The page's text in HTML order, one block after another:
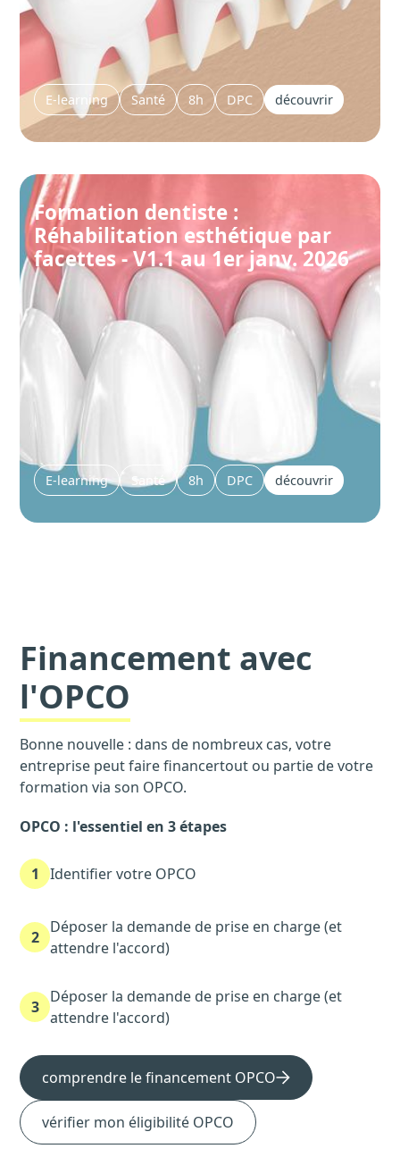
E-learning Santé 8h DPC découvrir
Formation dentiste :
Réhabilitation esthétique par
facettes - V1.1 au 1er janv. 2026
E-learning Santé 8h DPC découvrir
Financement avec
l'OPCO
Bonne nouvelle : dans de nombreux cas, votre
entreprise peut faire financertout ou partie de votre
formation via son OPCO.
OPCO : l'essentiel en 3 étapes
1 Identifier votre OPCO
2
Déposer la demande de prise en charge (et
attendre l'accord)
3
Déposer la demande de prise en charge (et
attendre l'accord)
comprendre le financement OPCO
vérifier mon éligibilité OPCO